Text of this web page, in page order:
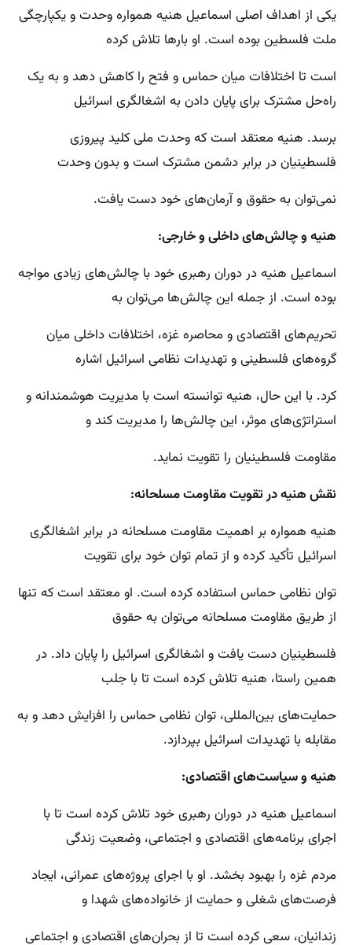
یکی از اهداف اصلی اسماعیل هنیه همواره وحدت و یکپارچگی
ملت فلسطین بوده است. او بارها تلاش کرده
است تا اختلافات میان حماس و فتح را کاهش دهد و به یک
راه‌حل مشترک برای پایان دادن به اشغالگری اسرائیل
برسد. هنیه معتقد است که وحدت ملی کلید پیروزی
فلسطینیان در برابر دشمن مشترک است و بدون وحدت
نمی‌توان به حقوق و آرمان‌های خود دست یافت.
هنیه و چالش‌های داخلی و خارجی:
اسماعیل هنیه در دوران رهبری خود با چالش‌های زیادی مواجه
بوده است. از جمله این چالش‌ها می‌توان به
تحریم‌های اقتصادی و محاصره غزه، اختلافات داخلی میان
گروه‌های فلسطینی و تهدیدات نظامی اسرائیل اشاره
کرد. با این حال، هنیه توانسته است با مدیریت هوشمندانه و
استراتژی‌های موثر، این چالش‌ها را مدیریت کند و
مقاومت فلسطینیان را تقویت نماید.
نقش هنیه در تقویت مقاومت مسلحانه:
هنیه همواره بر اهمیت مقاومت مسلحانه در برابر اشغالگری
اسرائیل تأکید کرده و از تمام توان خود برای تقویت
توان نظامی حماس استفاده کرده است. او معتقد است که تنها
از طریق مقاومت مسلحانه می‌توان به حقوق
فلسطینیان دست یافت و اشغالگری اسرائیل را پایان داد. در
همین راستا، هنیه تلاش کرده است تا با جلب
حمایت‌های بین‌المللی، توان نظامی حماس را افزایش دهد و به
مقابله با تهدیدات اسرائیل بپردازد.
هنیه و سیاست‌های اقتصادی:
اسماعیل هنیه در دوران رهبری خود تلاش کرده است تا با
اجرای برنامه‌های اقتصادی و اجتماعی، وضعیت زندگی
مردم غزه را بهبود بخشد. او با اجرای پروژه‌های عمرانی، ایجاد
فرصت‌های شغلی و حمایت از خانواده‌های شهدا و
زندانیان، سعی کرده است تا از بحران‌های اقتصادی و اجتماعی